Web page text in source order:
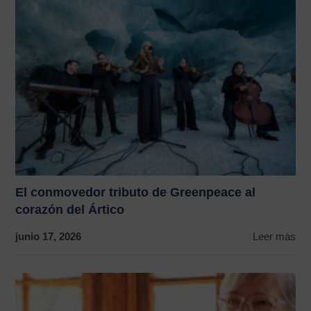
El conmovedor tributo de Greenpeace al
corazón del Ártico
junio 17, 2026 Leer más